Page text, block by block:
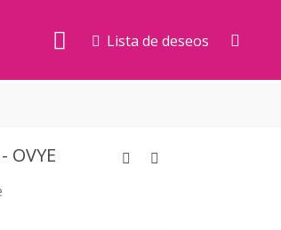
Lista de deseos
OVYE